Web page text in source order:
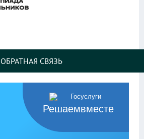
ОБРАТНАЯ СВЯЗЬ
Решаемвместе